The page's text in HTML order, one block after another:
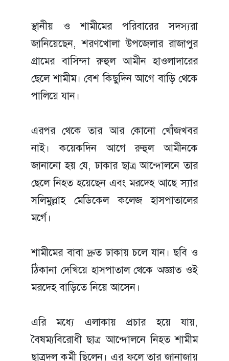
স্থানীয় ও শামীমের পরিবারের সদস্যরা
জানিয়েছেন, শরণখোলা উপজেলার রাজাপুর
গ্রামের বাসিন্দা রুহুল আমীন হাওলাদারের
ছেলে শামীম। বেশ কিছুদিন আগে বাড়ি থেকে
পালিয়ে যান।
এরপর থেকে তার আর কোনো খোঁজখবর
নাই। কয়েকদিন আগে রুহুল আমীনকে
জানানো হয় যে, ঢাকার ছাত্র আন্দোলনে তার
ছেলে নিহত হয়েছেন এবং মরদেহ আছে স্যার
সলিমুল্লাহ মেডিকেল কলেজ হাসপাতালের
মর্গে।
শামীমের বাবা দ্রুত ঢাকায় চলে যান। ছবি ও
ঠিকানা দেখিয়ে হাসপাতাল থেকে অজ্ঞাত ওই
মরদেহ বাড়িতে নিয়ে আসেন।
এরি মধ্যে এলাকায় প্রচার হয়ে যায়,
বৈষম্যবিরোধী ছাত্র আন্দোলনে নিহত শামীম
ছাত্রদল কর্মী ছিলেন। এর ফলে তার জানাজায়